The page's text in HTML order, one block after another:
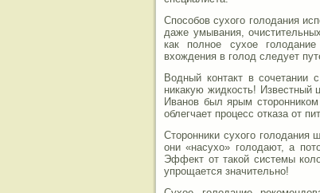
Способов сухого голодания
даже умывания,
как полное сухое
вхождения в голод следует
Водный контакт в сочетании
никакую жидкость! Известный
Иванов был ярым
облегчает процесс отказа от
Сторонники сухого
они «насухо» голодают, а
Эффект от такой системы
упрощается значительно!